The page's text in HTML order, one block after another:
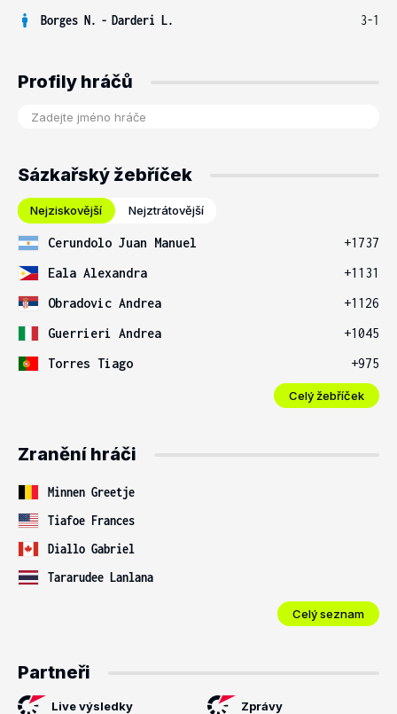
Borges N. - Darderi L. 3-1
Profily hráčů
Sázkařský žebříček
Nejziskovější Nejztrátovější
Cerundolo Juan Manuel
+1737
Eala Alexandra
+1131
Obradovic Andrea
+1126
Guerrieri Andrea
+1045
Torres Tiago
+975
Celý žebříček
Zranění hráči
Minnen Greetje
Tiafoe Frances
Diallo Gabriel
Tararudee Lanlana
Celý seznam
Partneři
Live výsledky Zprávy